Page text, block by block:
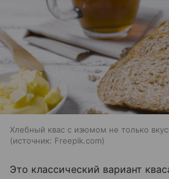
Хлебный квас с изюмом не только
источник: Freepik.com
Это классический вариант